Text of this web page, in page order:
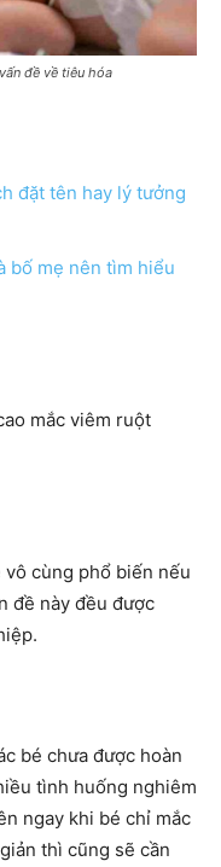
đề về tiêu hóa
đặt tên hay lý tưởng
bố mẹ nên tìm hiểu
mắc viêm ruột
vô cùng phổ biến nếu
đề này đều được
bé chưa được hoàn
tình huống nghiêm
ngay khi bé chỉ mắc
thì cũng sẽ cần